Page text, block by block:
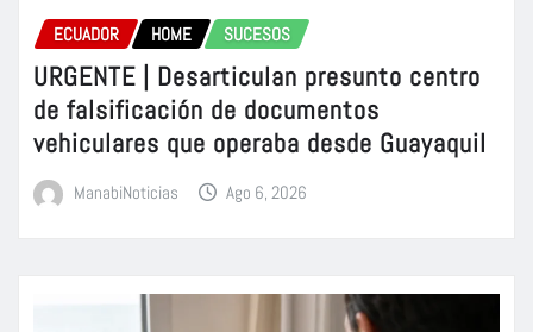
ECUADOR HOME SUCESOS
URGENTE | Desarticulan presunto centro
de falsificación de documentos
vehiculares que operaba desde Guayaquil
ManabiNoticias Ago 6, 2026